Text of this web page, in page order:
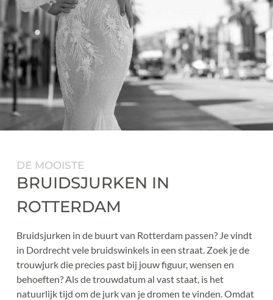
DE MOOISTE
BRUIDSJURKEN IN
ROTTERDAM
Bruidsjurken in de buurt van Rotterdam passen? Je vindt
in Dordrecht vele bruidswinkels in een straat. Zoek je de
trouwjurk die precies past bij jouw figuur, wensen en
behoeften? Als de trouwdatum al vast staat, is het
natuurlijk tijd om de jurk van je dromen te vinden. Omdat